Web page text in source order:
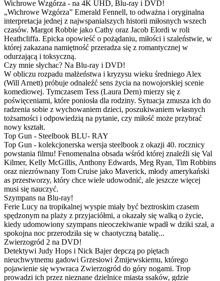
Wichrowe Wzgórza - na 4K UHD, Blu-ray i DVD!
„Wichrowe Wzgórza” Emerald Fennell, to odważna i oryginalna
interpretacja jednej z najwspanialszych historii miłosnych wszech
czasów. Margot Robbie jako Cathy oraz Jacob Elordi w roli
Heathcliffa. Epicka opowieść o pożądaniu, miłości i szaleństwie, w
której zakazana namiętność przeradza się z romantycznej w
odurzającą i toksyczną.
Czy mnie słychac? Na Blu-ray i DVD!
W obliczu rozpadu małżeństwa i kryzysu wieku średniego Alex
(Will Arnett) próbuje odnaleźć sens życia na nowojorskiej scenie
komediowej. Tymczasem Tess (Laura Dern) mierzy się z
poświęceniami, które poniosła dla rodziny. Sytuacja zmusza ich do
radzenia sobie z wychowaniem dzieci, poszukiwaniem własnych
tożsamości i odpowiedzią na pytanie, czy miłość może przybrać
nowy kształt.
Top Gun - Steelbook BLU- RAY
Top Gun - kolekcjonerska wersja steelbook z okazji 40. rocznicy
powstania filmu! Fenomenalna obsada wśród której znaleźli się Val
Kilmer, Kelly McGillis, Anthony Edwards, Meg Ryan, Tim Robbins
oraz niezrównany Tom Cruise jako Maverick, młody amerykański
as przestworzy, który chce wiele udowodnić, ale jeszcze więcej
musi się nauczyć.
Szympans na Blu-ray!
Ferie Lucy na tropikalnej wyspie miały być beztroskim czasem
spędzonym na plaży z przyjaciółmi, a okazały się walką o życie,
kiedy udomowiony szympans nieoczekiwanie wpadł w dziki szał, a
spokojna noc przerodziła się w chaotyczną batalię...
Zwierzogród 2 na DVD!
Detektywi Judy Hops i Nick Bajer depczą po piętach
nieuchwytnemu gadowi Grzesiowi Żmijewskiemu, którego
pojawienie się wywraca Zwierzogród do góry nogami. Trop
prowadzi ich przez nieznane dzielnice miasta ssaków, gdzie